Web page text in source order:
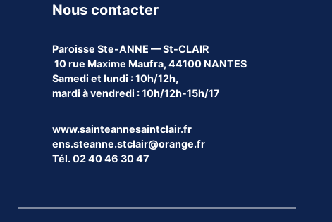
Nous contacter
Paroisse Ste-ANNE — St-CLAIR
10 rue Maxime Maufra, 44100 NANTES
Samedi et lundi : 10h/12h,
mardi à vendredi : 10h/12h-15h/17
www.sainteannesaintclair.fr
ens.steanne.stclair@orange.fr
Tél. 02 40 46 30 47